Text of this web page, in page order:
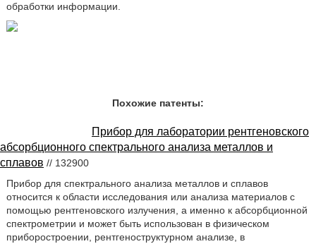
обработки информации.
Похожие патенты:
Прибор для лаборатории рентгеновского
абсорбционного спектрального анализа металлов и
сплавов // 132900
Прибор для спектрального анализа металлов и сплавов
относится к области исследования или анализа материалов с
помощью рентгеновского излучения, а именно к абсорбционной
спектрометрии и может быть использован в физическом
приборостроении, рентгеноструктурном анализе, в